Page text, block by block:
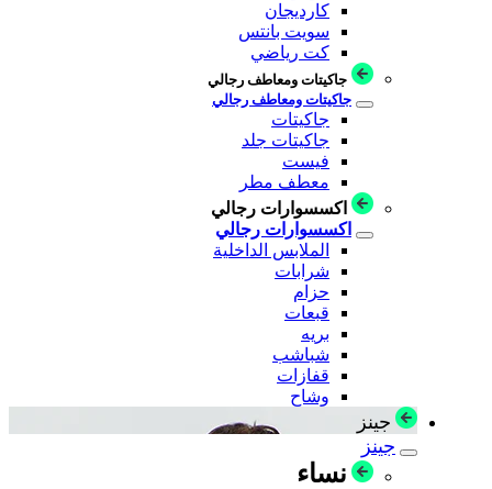
كارديجان
سويت بانتس
كت رياضي
جاكيتات ومعاطف رجالي
جاكيتات ومعاطف رجالي
جاكيتات
جاكيتات جلد
فيست
معطف مطر
اكسسوارات رجالي
اكسسوارات رجالي
الملابس الداخلية
شرابات
حزام
قبعات
بريه
شباشب
قفازات
وشاح
جينز
جينز
نساء